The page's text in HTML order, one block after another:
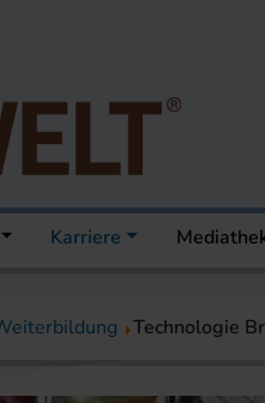
Karriere
Technologie